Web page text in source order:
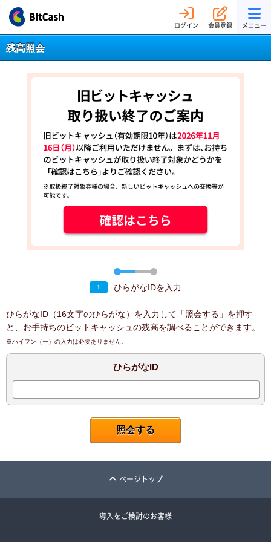
ログイン 会員登録 メニュー
残高照会
1 ひらがなIDを入力
ひらがなID（16文字のひらがな）を入力して「照会する」を押す
と、お手持ちのビットキャッシュの残高を調べることができます。
※ハイフン（ー）の入力は必要ありません。
ひらがなID
ページトップ
導入をご検討のお客様